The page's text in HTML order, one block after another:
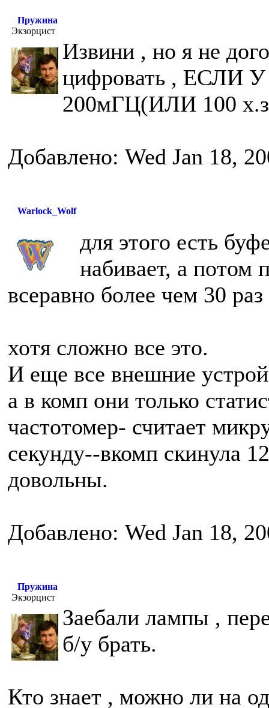
Пружина
Экзорцист
Извини , но я не
цифровать ,
200мГЦ(ИЛИ 100
Добавлено: Wed Jan 18,
Warlock_Wolf
для этого есть
набивает, а потом
всеравно более чем 30
хотя сложно все это.
И еще все внешние
а в комп они только
частотомер- считает
секунду--вкомп скинула
довольны.
Добавлено: Wed Jan 18,
Пружина
Экзорцист
Заебали лампы ,
б/у брать.
Кто знает , можно ли на